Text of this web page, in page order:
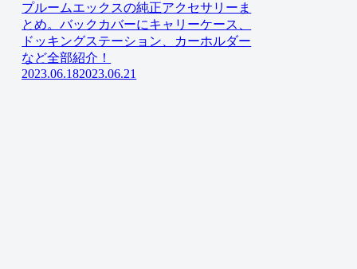
プルームエックスの純正アクセサリーま
とめ。バックカバーにキャリーケース、
ドッキングステーション、カーホルダー
など全部紹介！
2023.06.182023.06.21